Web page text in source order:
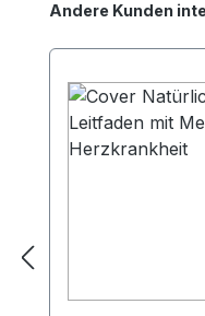
Produktgalerie
Andere Kunden